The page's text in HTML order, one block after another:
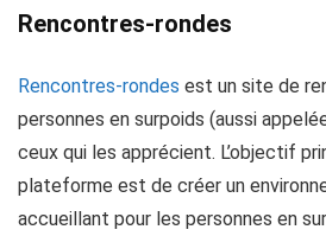
Rencontres-rondes
Rencontres-rondes est un site de
personnes en surpoids (aussi
ceux qui les apprécient. L’objectif
plateforme est de créer un
accueillant pour les personnes en